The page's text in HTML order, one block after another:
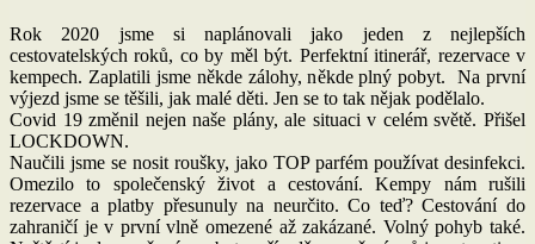
Rok 2020 jsme si naplánovali jako jeden z nejlepších
cestovatelských roků, co by měl být. Perfektní itinerář, rezervace v
kempech. Zaplatili jsme někde zálohy, někde plný pobyt. Na první
výjezd jsme se těšili, jak malé děti. Jen se to tak nějak podělalo.
Covid 19 změnil nejen naše plány, ale situaci v celém světě. Přišel
LOCKDOWN.
Naučili jsme se nosit roušky, jako TOP parfém používat desinfekci.
Omezilo to společenský život a cestování. Kempy nám rušili
rezervace a platby přesunuly na neurčito. Co teď? Cestování do
zahraničí je v první vlně omezené až zakázané. Volný pohyb také.